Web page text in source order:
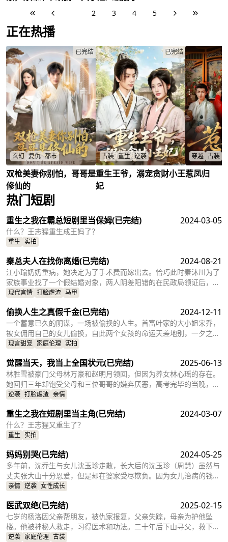
袭江城首富？美女师
姐争抢，他能否开枝
散叶揭开父母之谜？
陈玄/张玲珑/
惑，化身大反派虐渣
豪门！塑料老公心
时愿愿/陆远修/
夫妹妹闺蜜？神秘跟
班竟阎君10年守护，
2 3 4 5
正在热播
已完结
玄幻 复仇 都市
林枫修仙归来寻杀亲仇人，遇
楚惊澜成总裁拥多妻，甜宠逆
袭路危机四伏？
林枫/楚惊澜/
双枪美妻你别怕，哥哥是
修仙的
已完结
古装 重生 逆袭
哑女重生后突然开口，面对恶
妾逼婚、未婚夫退婚和诬陷，
她如何用医术反击报仇、守住
重生王爷，溺宠贪财小王
妃
穿越 古装
阮宁穿书成
惹凤归
热门短剧
重生之我在霸总短剧里当保姆(已完结) 2024-03-05
什么？王志猩重生成王妈了？
重生 实拍
秦总夫人在找你离婚(已完结) 2024-08-21
江小瑜奶奶重病，她决定为了手术费而嫁出去。恰巧此时秦沐川为了
家族事业找了一个假结婚对象，两人阴差阳错的在民政局领证后，秦
沐川计划一年后离婚并留下电话。一年后，江小瑜在秦沐川的公司面
现代言情 打脸虐渣 马甲
偷换人生之真假千金(已完结) 2024-12-11
一个蓄意已久的阴谋，一场被偷换的人生。首富叶家的大小姐宋乔，
被女佣用自己的女儿偷换，自此两个女孩的命运天差地别，一夕之间
本该是天之骄女的宋乔沦落为佣人女儿，从小备受折磨。而本该贫穷
现言甜宠 家庭伦理 实拍
觉醒当天，我当上全国状元(已完结) 2025-06-13
林胜雪被豪门父母林万豪和赵明月领回，但因为养女林心瑶的存在。
她回归三年却饱受父母和三位哥哥的嫌弃厌恶，高考完毕的当晚，更
是因为救出被林心瑶撞成植物人的傅芊芊，被亲生父母和三个哥哥联
面对三位哥哥施舍和不屑，林胜雪果断跟她们断绝关系，还在状元宴
上用全国状元的满分成绩，横扫父母和三位哥哥嘲笑和不屑。
逆袭 打脸虐渣 亲情
重生之我在短剧里当主角(已完结) 2024-03-07
什么？王志猩又重生了？
重生 实拍
妈妈别哭(已完结) 2024-05-25
多年前，沈乔生与女儿沈玉珍走散，长大后的沈玉珍（周慧）虽然与
丈夫张大山十分恩爱，但是却在婆家受尽欺负。因为女儿治病的钱被
婆婆抢走，丈夫为了赚快钱意外“死亡”，周慧肚子里的二胎也因为婆
女儿，却不想自己的婆婆和小叔子一家正在谋算着将丈夫的高额抚恤
金据为己有，而此时的沈乔生也匆匆赶到......
亲情 逆袭 女性成长
医武双绝(已完结) 2025-02-15
七岁的杨洛因父亲帮朋友，被仇家报复，父亲失踪，母亲为护他坠
楼。他被神秘人救走，习得医术和功法。二十年后下山寻父，救下被
跟踪的苏轻眉和她小姨，又因柳家女儿当日结婚退了婚约，被苏轻眉
逆袭 家庭伦理 古装